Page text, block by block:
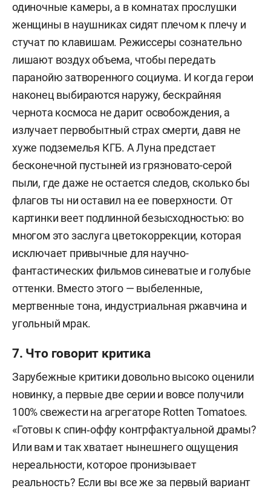
одиночные камеры, а в комнатах прослушки
женщины в наушниках сидят плечом к плечу и
стучат по клавишам. Режиссеры сознательно
лишают воздух объема, чтобы передать
паранойю затворенного социума. И когда герои
наконец выбираются наружу, бескрайняя
чернота космоса не дарит освобождения, а
излучает первобытный страх смерти, давя не
хуже подземелья КГБ. А Луна предстает
бесконечной пустыней из грязновато-серой
пыли, где даже не остается следов, сколько бы
флагов ты ни оставил на ее поверхности. От
картинки веет подлинной безысходностью: во
многом это заслуга цветокоррекции, которая
исключает привычные для научно-
фантастических фильмов синеватые и голубые
оттенки. Вместо этого — выбеленные,
мертвенные тона, индустриальная ржавчина и
угольный мрак.
7. Что говорит критика
Зарубежные критики довольно высоко оценили
новинку, а первые две серии и вовсе получили
100% свежести на агрегаторе Rotten Tomatoes.
«Готовы к спин‑оффу контрфактуальной драмы?
Или вам и так хватает нынешнего ощущения
нереальности, которое пронизывает
реальность? Если вы все же за первый вариант